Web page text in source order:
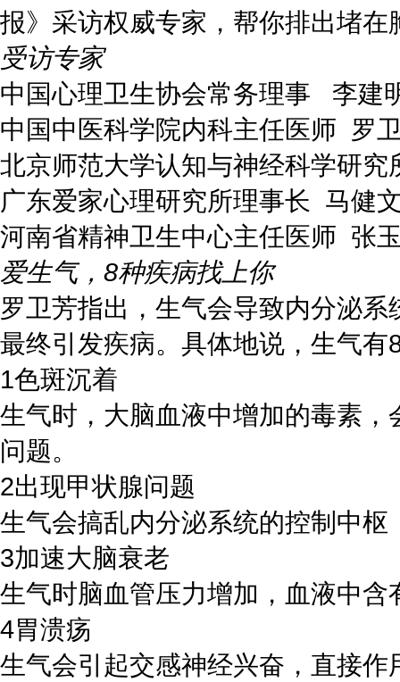
报》采访权威专家，帮你排出堵在
受访专家
中国心理卫生协会常务理事 李建
中国中医科学院内科主任医师 罗
北京师范大学认知与神经科学研
广东爱家心理研究所理事长 马健
河南省精神卫生中心主任医师 张
爱生气，8种疾病找上你
罗卫芳指出，生气会导致内分泌
最终引发疾病。具体地说，生气有
1色斑沉着
生气时，大脑血液中增加的毒素
问题。
2出现甲状腺问题
生气会搞乱内分泌系统的控制中
3加速大脑衰老
生气时脑血管压力增加，血液中
4胃溃疡
生气会引起交感神经兴奋，直接